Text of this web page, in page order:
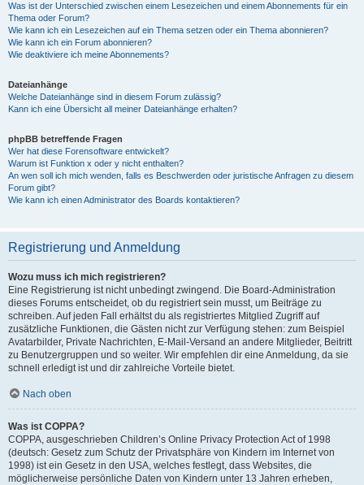
Was ist der Unterschied zwischen einem Lesezeichen und einem Abonnements für ein
Thema oder Forum?
Wie kann ich ein Lesezeichen auf ein Thema setzen oder ein Thema abonnieren?
Wie kann ich ein Forum abonnieren?
Wie deaktiviere ich meine Abonnements?
Dateianhänge
Welche Dateianhänge sind in diesem Forum zulässig?
Kann ich eine Übersicht all meiner Dateianhänge erhalten?
phpBB betreffende Fragen
Wer hat diese Forensoftware entwickelt?
Warum ist Funktion x oder y nicht enthalten?
An wen soll ich mich wenden, falls es Beschwerden oder juristische Anfragen zu diesem
Forum gibt?
Wie kann ich einen Administrator des Boards kontaktieren?
Registrierung und Anmeldung
Wozu muss ich mich registrieren?
Eine Registrierung ist nicht unbedingt zwingend. Die Board-Administration
dieses Forums entscheidet, ob du registriert sein musst, um Beiträge zu
schreiben. Auf jeden Fall erhältst du als registriertes Mitglied Zugriff auf
zusätzliche Funktionen, die Gästen nicht zur Verfügung stehen: zum Beispiel
Avatarbilder, Private Nachrichten, E-Mail-Versand an andere Mitglieder, Beitritt
zu Benutzergruppen und so weiter. Wir empfehlen dir eine Anmeldung, da sie
schnell erledigt ist und dir zahlreiche Vorteile bietet.
Nach oben
Was ist COPPA?
COPPA, ausgeschrieben Children’s Online Privacy Protection Act of 1998
(deutsch: Gesetz zum Schutz der Privatsphäre von Kindern im Internet von
1998) ist ein Gesetz in den USA, welches festlegt, dass Websites, die
möglicherweise persönliche Daten von Kindern unter 13 Jahren erheben,